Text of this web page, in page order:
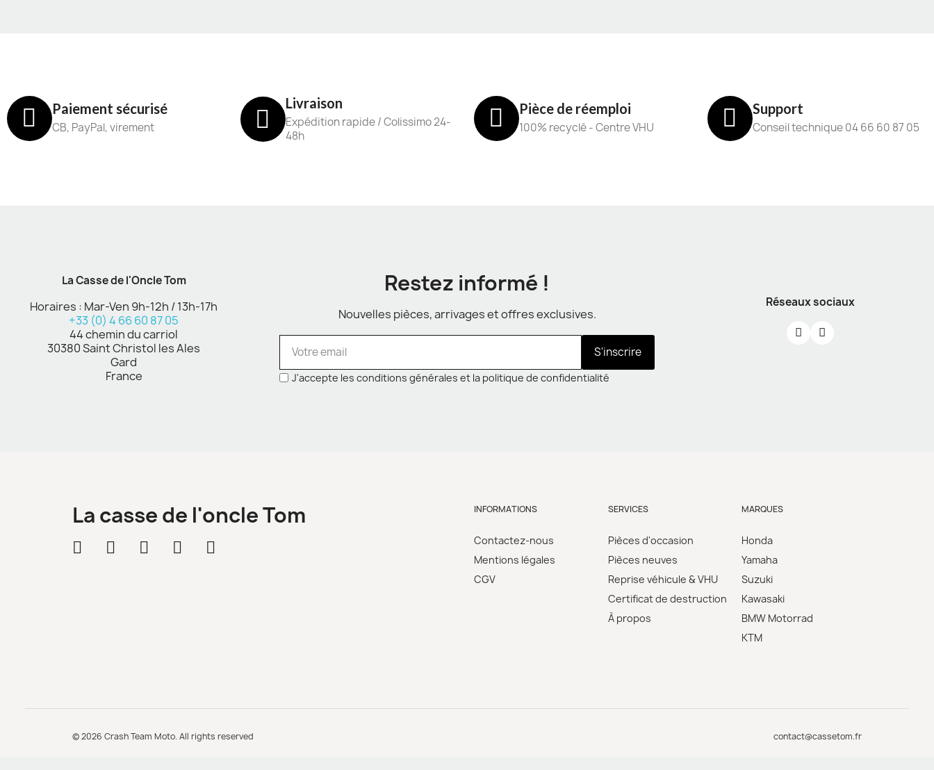
Paiement sécurisé
CB, PayPal, virement
Livraison
Expédition rapide / Colissimo 24-
48h
Pièce de réemploi
100% recyclé - Centre VHU
Support
Conseil technique 04 66 60 87 05
La Casse de l'Oncle Tom
Horaires : Mar-Ven 9h-12h / 13h-17h
+33 (0) 4 66 60 87 05
44 chemin du carriol
30380 Saint Christol les Ales
Gard
France
Restez informé !
Nouvelles pièces, arrivages et offres exclusives.
S'inscrire
J'accepte les conditions générales et la politique de confidentialité
Réseaux sociaux
La casse de l'oncle Tom INFORMATIONS
Contactez-nous
Mentions légales
CGV
SERVICES
Pièces d'occasion
Pièces neuves
Reprise véhicule & VHU
Certificat de destruction
À propos
MARQUES
Honda
Yamaha
Suzuki
Kawasaki
BMW Motorrad
KTM
© 2026 Crash Team Moto. All rights reserved contact@cassetom.fr